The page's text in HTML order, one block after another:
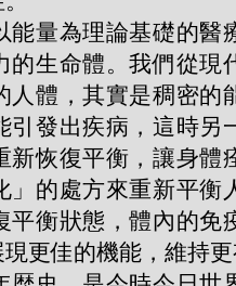
能量為理論基礎的醫
的生命體。我們從現
人體，其實是稠密的
引發出疾病，這時另
新恢復平衡，讓身體
」的處方來重新平衡
平衡狀態，體內的免
更佳的機能，維持